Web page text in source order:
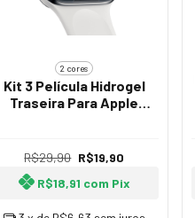
2 cores
Kit 3 Película Hidrogel
Traseira Para Apple
49mm
R$29,90 R$19,90
R$18,91 com Pix